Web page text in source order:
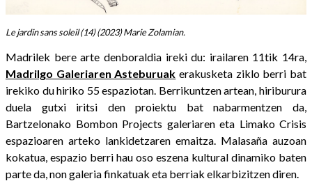
Le jardin sans soleil (14) (2023) Marie Zolamian.
Madrilek bere arte denboraldia ireki du: irailaren 11tik 14ra,
Madrilgo Galeriaren Asteburuak erakusketa ziklo berri bat
irekiko du hiriko 55 espaziotan. Berrikuntzen artean, hiriburura
duela gutxi iritsi den proiektu bat nabarmentzen da,
Bartzelonako Bombon Projects galeriaren eta Limako Crisis
espazioaren arteko lankidetzaren emaitza. Malasaña auzoan
kokatua, espazio berri hau oso eszena kultural dinamiko baten
parte da, non galeria finkatuak eta berriak elkarbizitzen diren.